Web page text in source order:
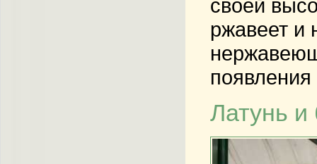
своей
ржавеет и
Латунь и